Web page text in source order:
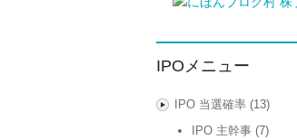
IPOメニュー
IPO 当選確率(13)
IPO 主幹事 (7)